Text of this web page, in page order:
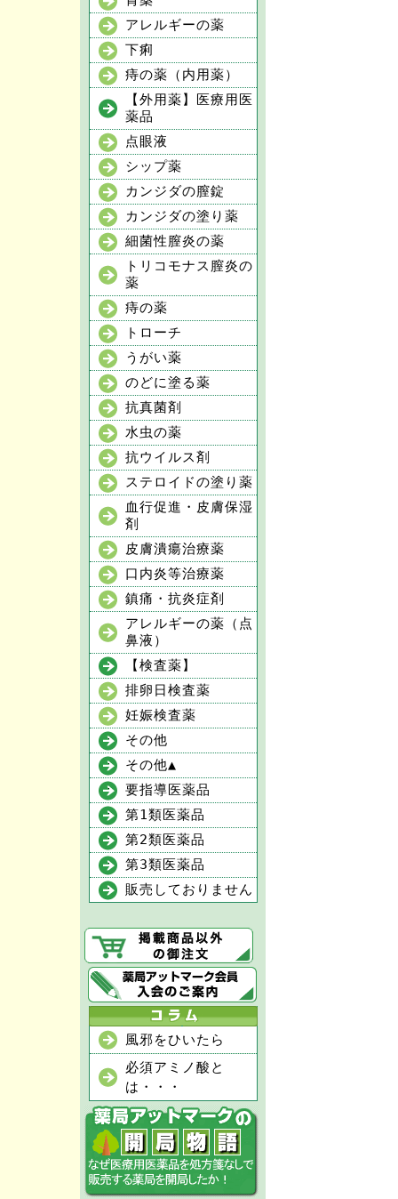
アレルギーの薬
下痢
痔の薬（内用薬）
【外用薬】医療用医
薬品
点眼液
シップ薬
カンジダの膣錠
カンジダの塗り薬
細菌性膣炎の薬
トリコモナス膣炎の
薬
痔の薬
トローチ
うがい薬
のどに塗る薬
抗真菌剤
水虫の薬
抗ウイルス剤
ステロイドの塗り薬
血行促進・皮膚保湿
剤
皮膚潰瘍治療薬
口内炎等治療薬
鎮痛・抗炎症剤
アレルギーの薬（点
鼻液）
【検査薬】
排卵日検査薬
妊娠検査薬
その他
その他▲
要指導医薬品
第1類医薬品
第2類医薬品
第3類医薬品
販売しておりません
風邪をひいたら
必須アミノ酸と
は・・・